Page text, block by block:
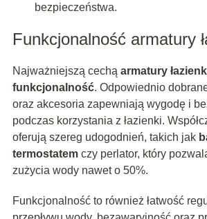
bezpieczeństwa.
Funkcjonalność armatury
Najważniejszą cechą armatury
funkcjonalność. Odpowiednio
oraz akcesoria zapewniają wygodę i
podczas korzystania z łazienki.
oferują szereg udogodnień, takich jak
termostatemczy perlator, który
zużycia wody nawet o 50%.
Funkcjonalność to również łatwość